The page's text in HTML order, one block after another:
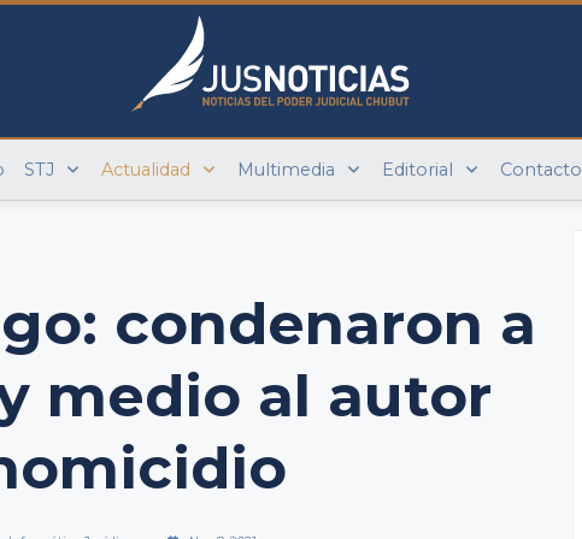
STJ Actualidad Multimedia Editorial Contacto
condenaron a
medio al autor